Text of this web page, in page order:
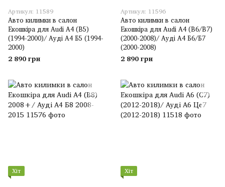
Артикул: 11589
Авто килимки в салон
Екошкіра для Audi A4 (B5)
(1994-2000)/ Ауді А4 Б5 (1994-
2000)
2 890 грн
Артикул: 11596
Авто килимки в салон
Екошкіра для Audi A4 (B6/B7)
(2000-2008)/ Ауді А4 Б6/Б7
(2000-2008)
2 890 грн
Хіт Хіт